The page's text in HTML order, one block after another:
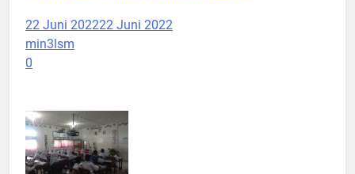
22 Juni 202222 Juni 2022
min3lsm
0